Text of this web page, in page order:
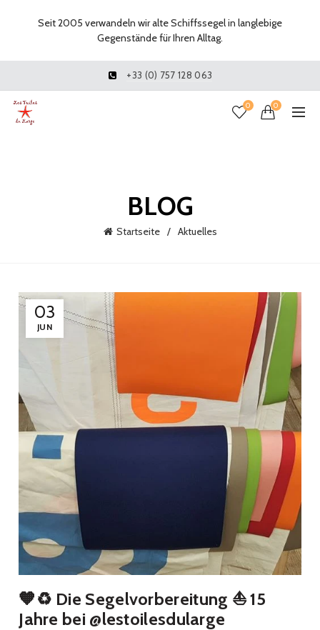
+33 (0) 757 128 063
0 0
BLOG
Startseite Aktuelles
03
JUN
🧡♻️ Die Segelvorbereitung ⛵️ 15
Jahre bei @lestoilesdularge
Seit 2005 verwandeln wir alte Schiffssegel in langlebige
Gegenstände für Ihren Alltag.